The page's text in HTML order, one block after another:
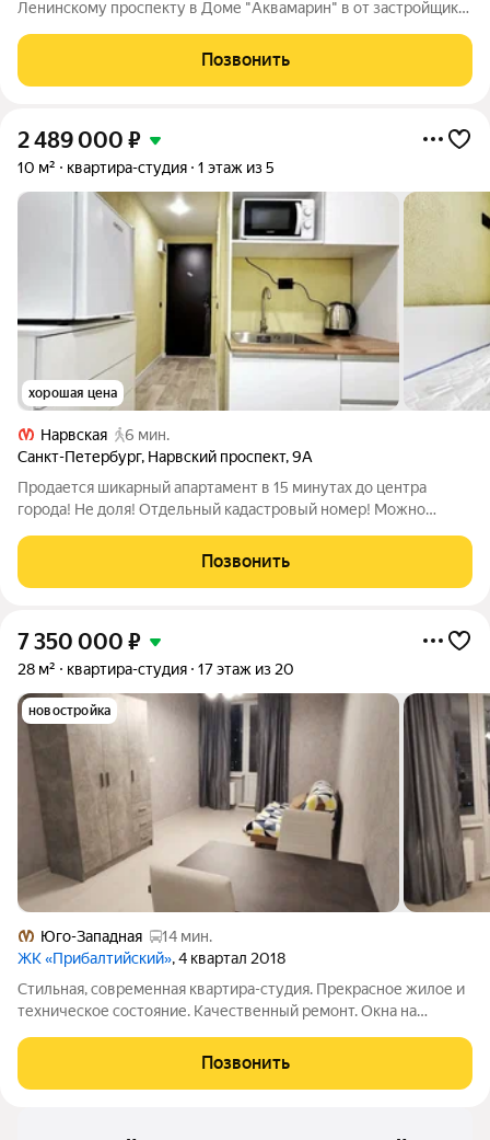
Ленинскому проспекту в Доме "Аквамарин" в от застройщика
стильными архитектурными фасадами. Красносельский район
один из самых экологически
Позвонить
2 489 000 ₽
10 м² квартира-студия 1 этаж из 5
хорошая цена
Нарвская
6 мин.
Санкт-Петербург, Нарвский проспект,9А
Продается шикарный апартамент в 15 минутах до центра
города! Не доля! Отдельный кадастровый номер! Можно
Апартамент продается полностью со всей мебелью! Также
есть управляющая компания которая может
Позвонить
7 350 000 ₽
28 м² квартира-студия 17 этаж из 20
новостройка
Юго-Западная
14 мин.
ЖК «Прибалтийский», 4 квартал 2018
Стильная, современная квартира-студия. Прекрасное жилое и
техническое состояние. Качественный ремонт. Окна на
(посудомоечная машина, вытяжка, варочная поверхность,
холодильник, стиральная
Позвонить